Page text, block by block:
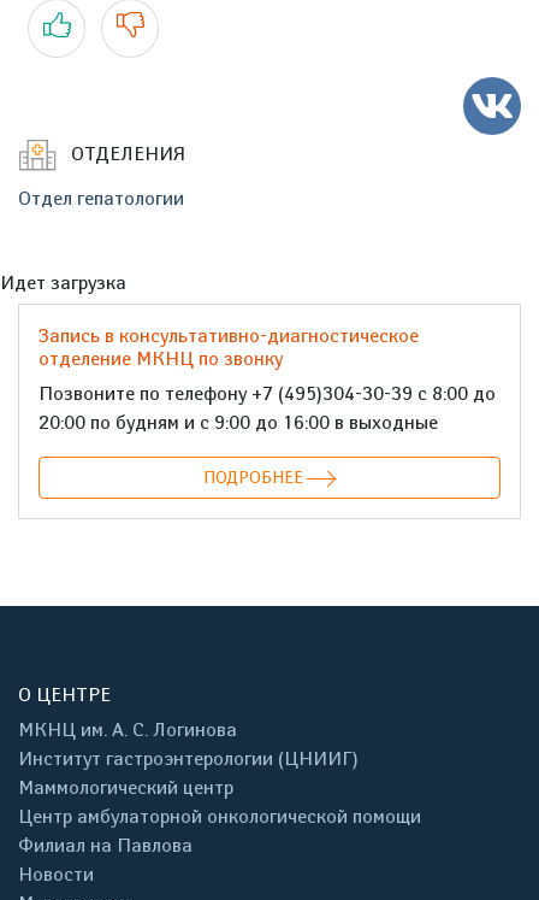
Да Нет
ОТДЕЛЕНИЯ
Отдел гепатологии
Идет загрузка
Запись в консультативно-диагностическое
отделение МКНЦ по звонку
Позвоните по телефону +7 (495)304-30-39 с 8:00 до
20:00 по будням и с 9:00 до 16:00 в выходные
ПОДРОБНЕЕ
О ЦЕНТРЕ
МКНЦ им. А. С. Логинова
Институт гастроэнтерологии (ЦНИИГ)
Маммологический центр
Центр амбулаторной онкологической помощи
Филиал на Павлова
Новости